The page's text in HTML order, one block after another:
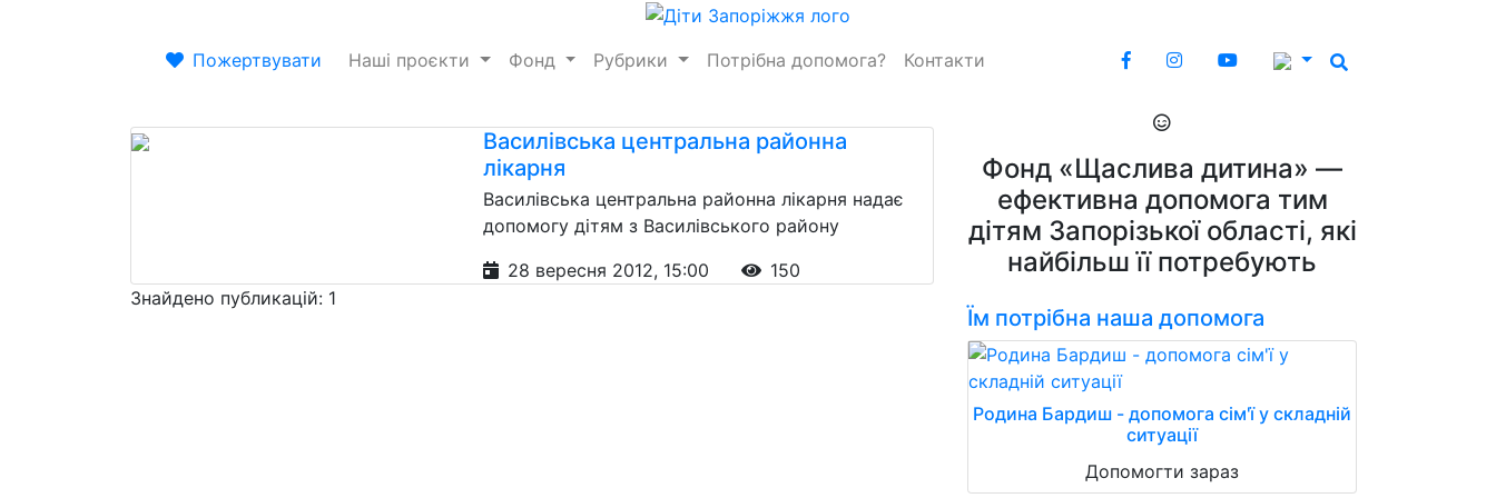
Пожертвувати Наші проєкти Фонд Рубрики Потрібна допомога? Контакти
Василівська центральна районна
лікарня
Василівська центральна районна лікарня надає
допомогу дітям з Василівського району
28 вересня 2012, 15:00
150
Знайдено публикацій: 1
Фонд «Щаслива дитина» —
ефективна допомога тим
дітям Запорізької області, які
найбільш її потребують
Їм потрібна наша допомога
Родина Бардиш - допомога сім'ї у складній
ситуації
Допомогти зараз